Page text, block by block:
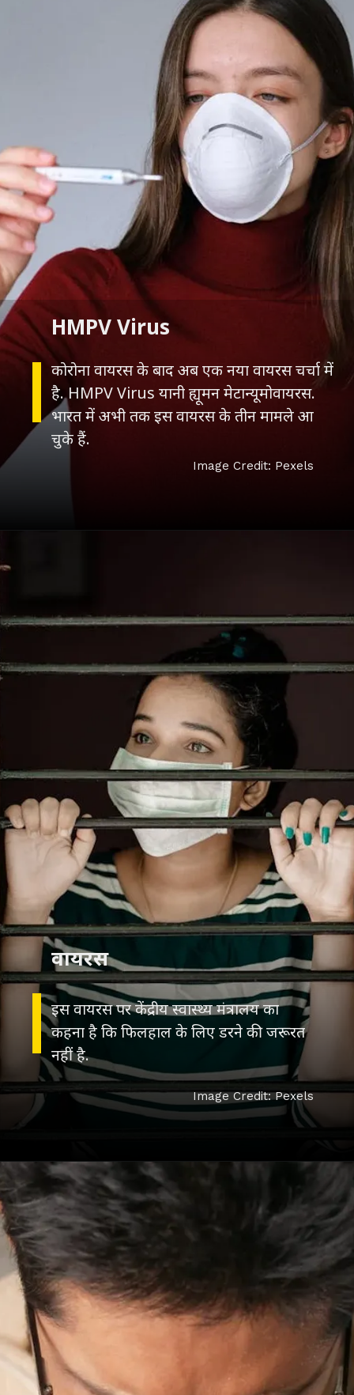
कोरोना वायरस के बाद अब एक नया वायरस चर्चा में
है. HMPV Virus यानी ह्यूमन मेटान्यूमोवायरस.
भारत में अभी तक इस वायरस के तीन मामले आ
चुके हैं.
HMPV Virus
Image Credit: Pexels
इस वायरस पर केंद्रीय स्वास्थ्य मंत्रालय का
कहना है कि फिलहाल के लिए डरने की जरूरत
नहीं है.
वायरस
Image Credit: Pexels